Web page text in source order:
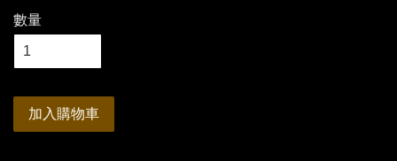
數量
加入購物車